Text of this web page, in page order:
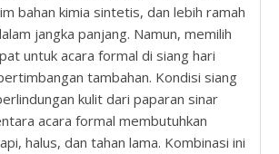
bahan kimia sintetis, dan lebih ramah
jangka panjang. Namun, memilih
untuk acara formal di siang hari
tambahan. Kondisi siang
kulit dari paparan sinar
acara formal membutuhkan
halus, dan tahan lama. Kombinasi ini